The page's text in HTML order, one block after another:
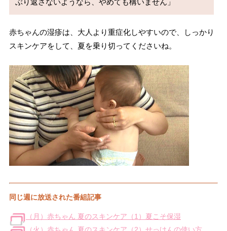
赤ちゃんの湿疹は、大人より重症化しやすいので、しっかり
スキンケアをして、夏を乗り切ってくださいね。
同じ週に放送された番組記事
（月）赤ちゃん 夏のスキンケア（1）夏こそ保湿